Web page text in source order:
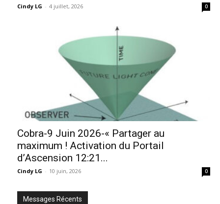
Cindy LG - 4 juillet, 2026 0
Cobra-9 Juin 2026-« Partager au
maximum ! Activation du Portail
d’Ascension 12:21...
Cindy LG - 10 juin, 2026 0
Messages Récents